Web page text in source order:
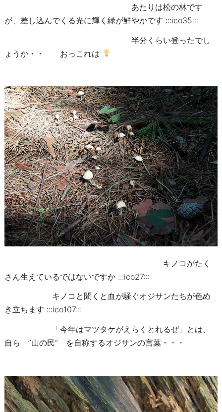
あたりは松の林です
が、差し込んでくる光に輝く緑が鮮やかです :::ico35:::
半分くらい登ったでし
ょうか・・ おっこれは
キノコがたく
さん生えているではないですか :::ico27:::
キノコと聞くと血が騒ぐオジサンたちが色め
き立ちます :::ico107:::
「今年はマツタケがえらくとれるぜ」とは、
自ら ”山の民” を自称するオジサンの言葉・・・